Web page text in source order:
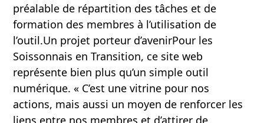
préalable de répartition des tâches et de
formation des membres à l’utilisation de
l’outil.Un projet porteur d’avenirPour les
Soissonnais en Transition, ce site web
représente bien plus qu’un simple outil
numérique. « C’est une vitrine pour nos
actions, mais aussi un moyen de renforcer les
liens entre nos membres et d’attirer de